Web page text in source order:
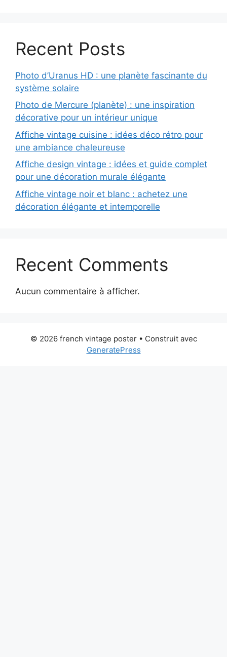
Recent Posts
Photo d’Uranus HD : une planète fascinante du
système solaire
Photo de Mercure (planète) : une inspiration
décorative pour un intérieur unique
Affiche vintage cuisine : idées déco rétro pour
une ambiance chaleureuse
Affiche design vintage : idées et guide complet
pour une décoration murale élégante
Affiche vintage noir et blanc : achetez une
décoration élégante et intemporelle
Recent Comments
Aucun commentaire à afficher.
© 2026 french vintage poster• Construit avec
GeneratePress